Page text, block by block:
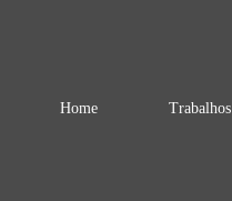
Home Trabalhos